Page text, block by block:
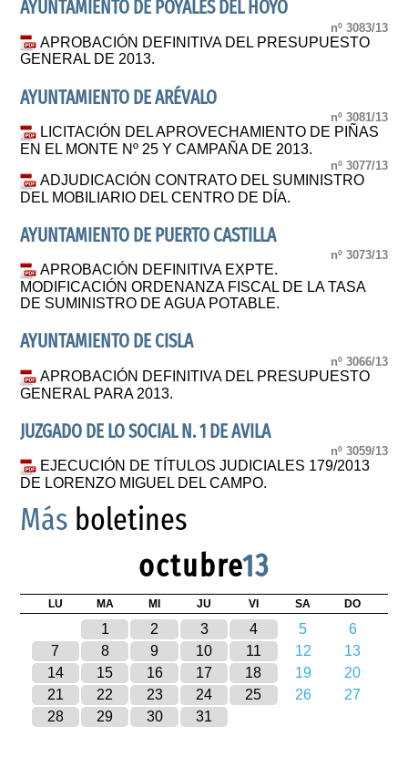
AYUNTAMIENTO DE POYALES DEL HOYO
nº 3083/13
APROBACIÓN DEFINITIVA DEL PRESUPUESTO
GENERAL DE 2013.
AYUNTAMIENTO DE ARÉVALO
nº 3081/13
LICITACIÓN DEL APROVECHAMIENTO DE PIÑAS
EN EL MONTE Nº 25 Y CAMPAÑA DE 2013.
nº 3077/13
ADJUDICACIÓN CONTRATO DEL SUMINISTRO
DEL MOBILIARIO DEL CENTRO DE DÍA.
AYUNTAMIENTO DE PUERTO CASTILLA
nº 3073/13
APROBACIÓN DEFINITIVA EXPTE.
MODIFICACIÓN ORDENANZA FISCAL DE LA TASA
DE SUMINISTRO DE AGUA POTABLE.
AYUNTAMIENTO DE CISLA
nº 3066/13
APROBACIÓN DEFINITIVA DEL PRESUPUESTO
GENERAL PARA 2013.
JUZGADO DE LO SOCIAL N. 1 DE AVILA
nº 3059/13
EJECUCIÓN DE TÍTULOS JUDICIALES 179/2013
DE LORENZO MIGUEL DEL CAMPO.
Más boletines
octubre13
LU MA MI JU VI SA DO
1 2 3 4 5
6
7
8 9 10 11 12
13
14
15 16 17 18 19
20
21
22 23 24 25 26
27
28
29 30 31